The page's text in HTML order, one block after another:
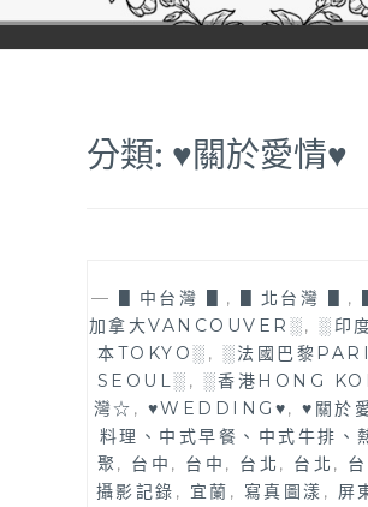
分類: ♥關於愛情♥
— ▋中台灣 ▋ , ▋北台灣 ▋ ,
加拿大VANCOUVER░, ░印
本TOKYO░ , ░法國巴黎
SEOUL░ , ░香港HONG
灣☆ , ♥WEDDING♥, ♥關於
料理、中式早餐、中式牛排、
聚 , 台中 , 台中 , 台北 , 台北 ,
攝影記錄 , 宜蘭 , 寫真圖漾 , 屏